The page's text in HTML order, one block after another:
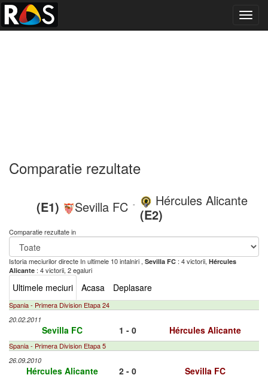
Comparatie rezultate
(E1) Sevilla FC -
Hércules Alicante
(E2)
Comparatie rezultate in
Istoria meciurilor directe In ultimele 10 intalniri , Sevilla FC : 4 victorii, Hércules
Alicante : 4 victorii, 2 egaluri
Ultimele meciuri Acasa Deplasare
Spania - Primera Division Etapa 24
20.02.2011
Sevilla FC 1 - 0 Hércules Alicante
Spania - Primera Division Etapa 5
26.09.2010
Hércules Alicante 2 - 0 Sevilla FC